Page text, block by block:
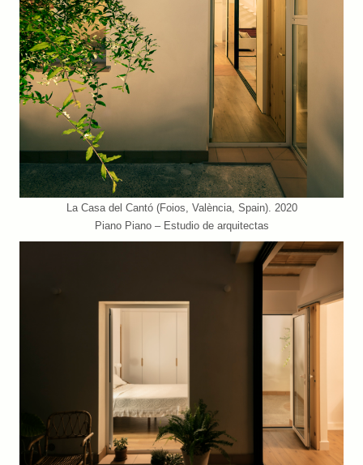
La Casa del Cantó (Foios, València, Spain). 2020
Piano Piano – Estudio de arquitectas